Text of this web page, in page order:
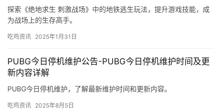
探索《绝地求生 刺激战场》中的地铁逃生玩法，提升游戏技能，成
为战场上的生存高手。
吃鸡资讯 2025年1月31日
PUBG今日停机维护公告-PUBG今日停机维护时间及更
新内容详解
PUBG今日停机维护，了解最新维护时间和更新内容。
吃鸡资讯 2025年8月5日